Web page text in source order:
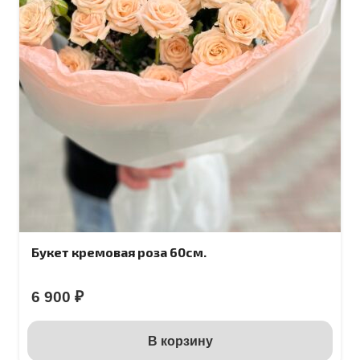
Букет кремовая роза 60см.
6 900 ₽
В корзину